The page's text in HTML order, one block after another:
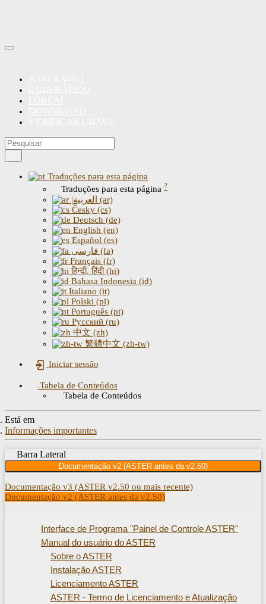
Traduções para esta página
Traduções para esta página ?
|العربية (ar)
Česky (cs)
Deutsch (de)
English (en)
Español (es)
فارسی (fa)
Français (fr)
हिन्दी, हिंदी (hi)
Bahasa Indonesia (id)
Italiano (it)
Polski (pl)
Português (pt)
Русский (ru)
中文 (zh)
繁體中文 (zh-tw)
Iniciar sessão
Tabela de Conteúdos
Tabela de Conteúdos
Está em
Informações importantes
Barra Lateral
Documentação v2 (ASTER antes da v2.50)
Documentação v3 (ASTER v2.50 ou mais recente)
Documentação v2 (ASTER antes da v2.50)
Interface de Programa "Painel de Controle ASTER"
Manual do usuário do ASTER
Sobre o ASTER
Instalação ASTER
Licenciamento ASTER
ASTER - Termo de Licenciamento e Atualização